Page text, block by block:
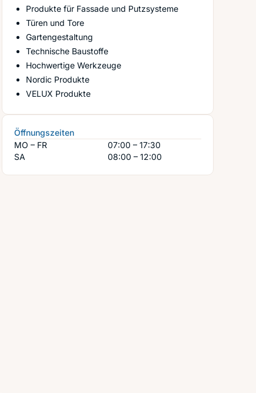
Produkte für Fassade und Putzsysteme
Türen und Tore
Gartengestaltung
Technische Baustoffe
Hochwertige Werkzeuge
Nordic Produkte
VELUX Produkte
Öffnungszeiten
MO – FR
07:00 – 17:30
SA
08:00 – 12:00